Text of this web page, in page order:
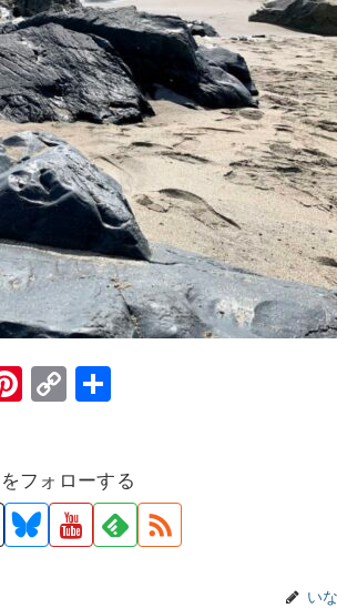
Pi
e
st
C
y
Li
フォローする
い